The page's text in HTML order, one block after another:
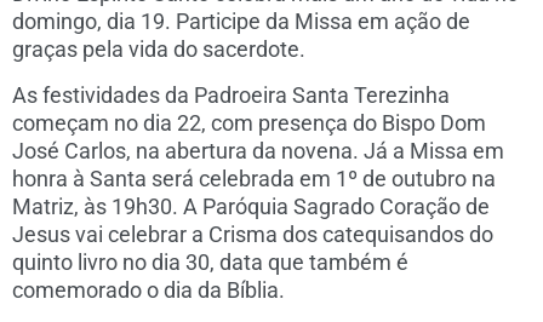
domingo, dia 19. Participe da Missa em ação de
graças pela vida do sacerdote.
As festividades da Padroeira Santa Terezinha
começam no dia 22, com presença do Bispo Dom
José Carlos, na abertura da novena. Já a Missa em
honra à Santa será celebrada em 1º de outubro na
Matriz, às 19h30. A Paróquia Sagrado Coração de
Jesus vai celebrar a Crisma dos catequisandos do
quinto livro no dia 30, data que também é
comemorado o dia da Bíblia.